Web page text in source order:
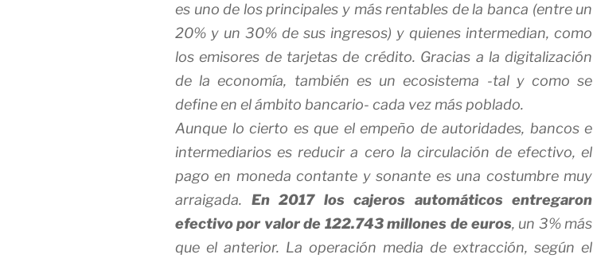
es uno de los principales y más rentables de la banca (entre un
20% y un 30% de sus ingresos) y quienes intermedian, como
los emisores de tarjetas de crédito. Gracias a la digitalización
de la economía, también es un ecosistema -tal y como se
define en el ámbito bancario- cada vez más poblado.
Aunque lo cierto es que el empeño de autoridades, bancos e
intermediarios es reducir a cero la circulación de efectivo, el
pago en moneda contante y sonante es una costumbre muy
arraigada. En 2017 los cajeros automáticos entregaron
efectivo por valor de 122.743 millones de euros, un 3% más
que el anterior. La operación media de extracción, según el